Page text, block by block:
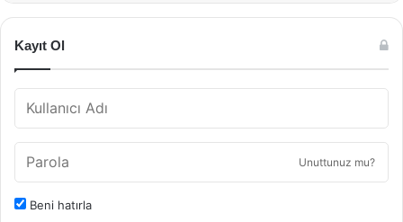
Kayıt Ol
Unuttunuz mu?
Beni hatırla